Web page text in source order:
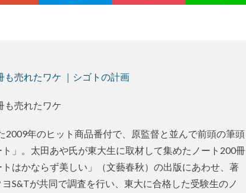
も売れたワケ ｜シゴトの計画
も売れたワケ
2009年のヒット商品番付で、原監督と並んで前頭の筆頭
」。太田あや氏が東大生に取材して集めたノート200冊
はかならず美しい」（文藝春秋）の出版にあわせ、著
S&Tが共同で調査を行い、東大に合格した受験生のノ